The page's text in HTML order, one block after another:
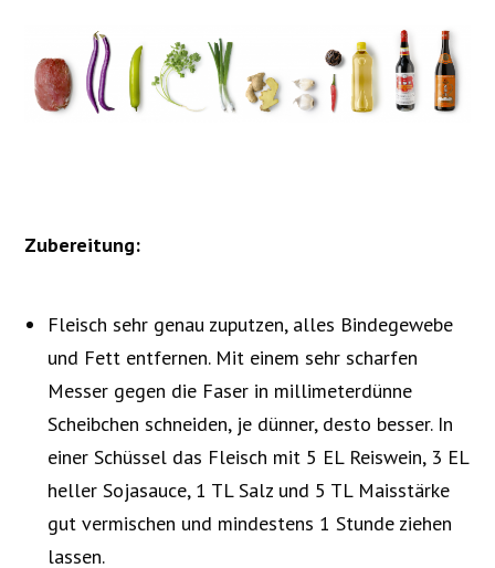
Zubereitung:
Fleisch sehr genau zuputzen, alles Bindegewebe
und Fett entfernen. Mit einem sehr scharfen
Messer gegen die Faser in millimeterdünne
Scheibchen schneiden, je dünner, desto besser. In
einer Schüssel das Fleisch mit 5 EL Reiswein, 3 EL
heller Sojasauce, 1 TL Salz und 5 TL Maisstärke
gut vermischen und mindestens 1 Stunde ziehen
lassen.